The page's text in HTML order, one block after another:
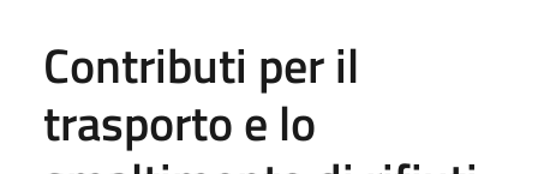
Contributi per il
trasporto e lo